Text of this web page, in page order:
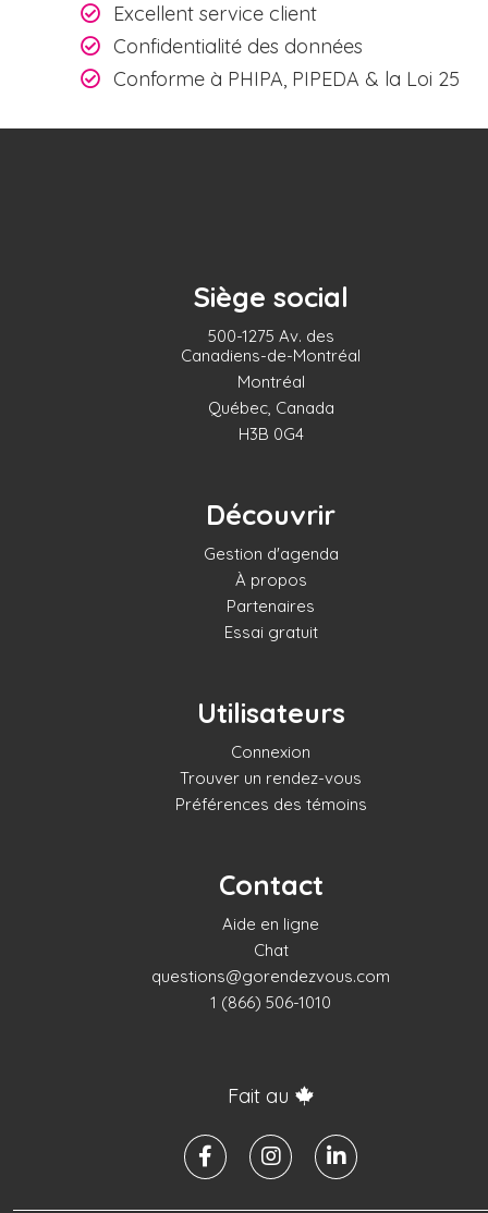
Excellent service client
Confidentialité des données
Conforme à PHIPA, PIPEDA & la Loi 25
Siège social
500-1275 Av. des
Canadiens-de-Montréal
Montréal
Québec, Canada
H3B 0G4
Découvrir
Gestion d'agenda
À propos
Partenaires
Essai gratuit
Utilisateurs
Connexion
Trouver un rendez-vous
Préférences des témoins
Contact
Aide en ligne
Chat
questions@gorendezvous.com
1 (866) 506-1010
Fait au